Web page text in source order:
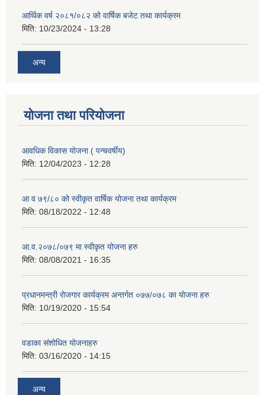
आर्थिक वर्ष २०८१/०८२ को वार्षिक बजेट तथा कार्यक्रम
मिति: 10/23/2024 - 13:28
अन्य
योजना तथा परियोजना
आवधिक विकास योजना ( पन्चवर्षीय)
मिति: 12/04/2023 - 12:28
आ व ७९/८० को स्वीकृत वार्षिक योजना तथा कार्यक्रम
मिति: 08/18/2022 - 12:48
आ.व.२०७८/०७९ मा स्वीकृत योजना हरु
मिति: 08/08/2021 - 16:35
प्रधानमन्त्री रोजगार कार्यक्रम अन्तर्गत ०७७/०७८ का योजना हरु
मिति: 10/19/2020 - 15:54
वडाका संशोधित योजनाहरु
मिति: 03/16/2020 - 14:15
अन्य